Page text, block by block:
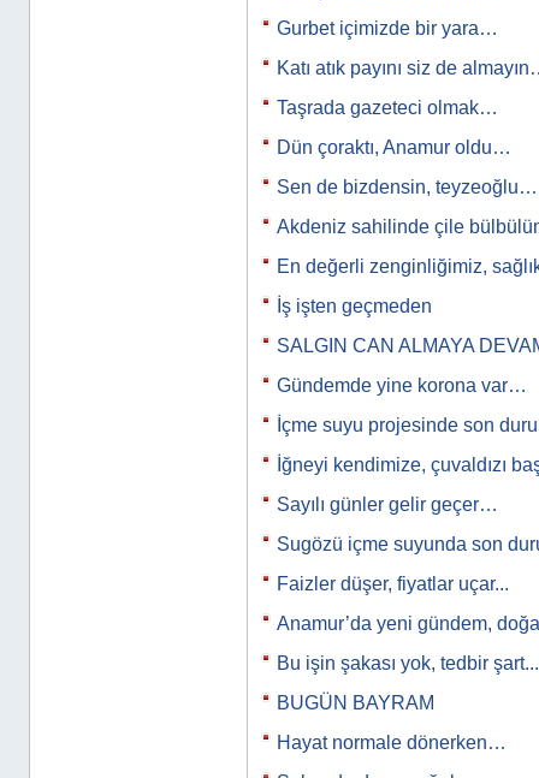
Gurbet içimizde bir yara…
Katı atık payını siz de
Taşrada gazeteci olmak…
Dün çoraktı, Anamur oldu…
Sen de bizdensin, teyzeoğlu…
Akdeniz sahilinde çile
En değerli zenginliğimiz,
İş işten geçmeden
SALGIN CAN ALMAYA
Gündemde yine korona var…
İçme suyu projesinde son
İğneyi kendimize, çuvaldızı
Sayılı günler gelir geçer…
Sugözü içme suyunda son
Faizler düşer, fiyatlar uçar...
Anamur’da yeni gündem,
Bu işin şakası yok, tedbir
BUGÜN BAYRAM
Hayat normale dönerken…